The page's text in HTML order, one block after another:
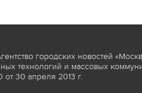
городских новостей
технологий и массовых
30 апреля 2013 г.